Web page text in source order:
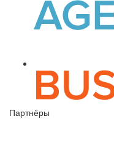
Партнёры